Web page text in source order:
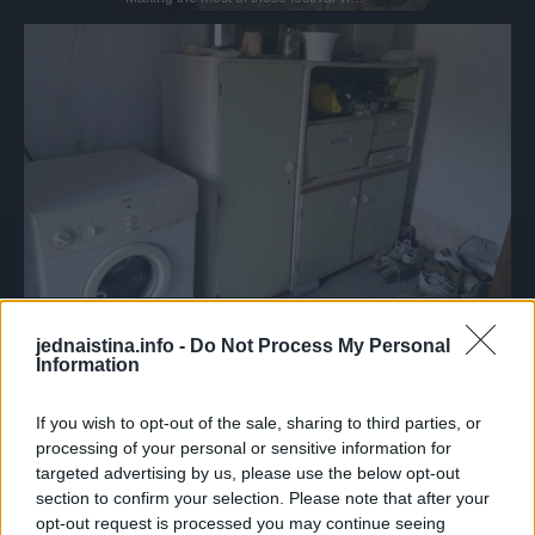
jednaistina.info - Do Not Process My Personal
Information
If you wish to opt-out of the sale, sharing to third parties, or
processing of your personal or sensitive information for
targeted advertising by us, please use the below opt-out
section to confirm your selection. Please note that after your
opt-out request is processed you may continue seeing
To je bio ključić od te fioke. I svi onako radoznalo
otključavamo fioku i imamo šta i da vidimo: baka je…
Baka je godinama odvajala od penzije i uspjela je da sakupi
3.000 eura (pored toga bilo je i par čokolada i jedan
ratluk,za goste).